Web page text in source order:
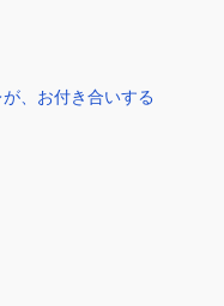
、お付き合いする